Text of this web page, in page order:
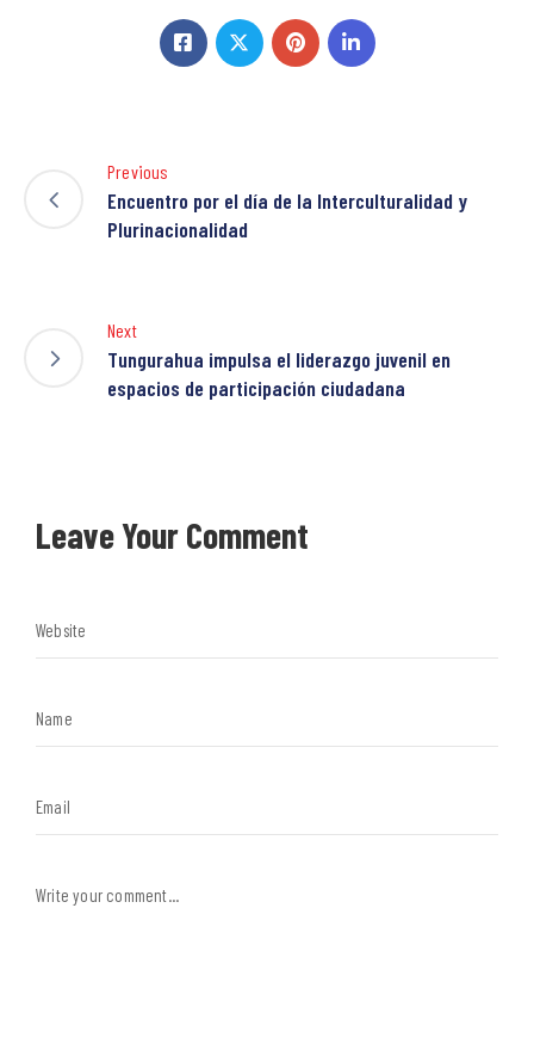
Previous
Encuentro por el día de la Interculturalidad y
Plurinacionalidad
Next
Tungurahua impulsa el liderazgo juvenil en
espacios de participación ciudadana
Leave Your Comment